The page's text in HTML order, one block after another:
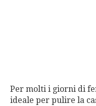
Per molti i giorni di
ideale per pulire la